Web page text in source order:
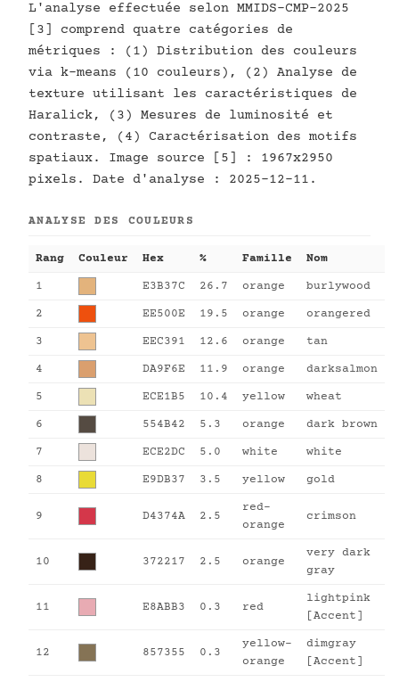
L'analyse effectuée selon MMIDS-CMP-2025
[3] comprend quatre catégories de
métriques : (1) Distribution des couleurs
via k-means (10 couleurs), (2) Analyse de
texture utilisant les caractéristiques de
Haralick, (3) Mesures de luminosité et
contraste, (4) Caractérisation des motifs
spatiaux. Image source [5] : 1967x2950
pixels. Date d'analyse : 2025-12-11.
ANALYSE DES COULEURS
Rang Couleur Hex % Famille Nom
1 E3B37C 26.7 orange burlywood
2 EE500E 19.5 orange orangered
3 EEC391 12.6 orange tan
4 DA9F6E 11.9 orange darksalmon
5 ECE1B5 10.4 yellow wheat
6 554B42 5.3 orange dark brown
7 ECE2DC 5.0 white white
8 E9DB37 3.5 yellow gold
9 D4374A 2.5
red-
orange
crimson
10 372217 2.5 orange
very dark
gray
11 E8ABB3 0.3 red
lightpink
[Accent]
12 857355 0.3
yellow-
orange
dimgray
[Accent]